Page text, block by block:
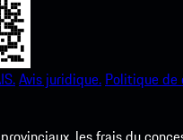
Avis juridique. Politique